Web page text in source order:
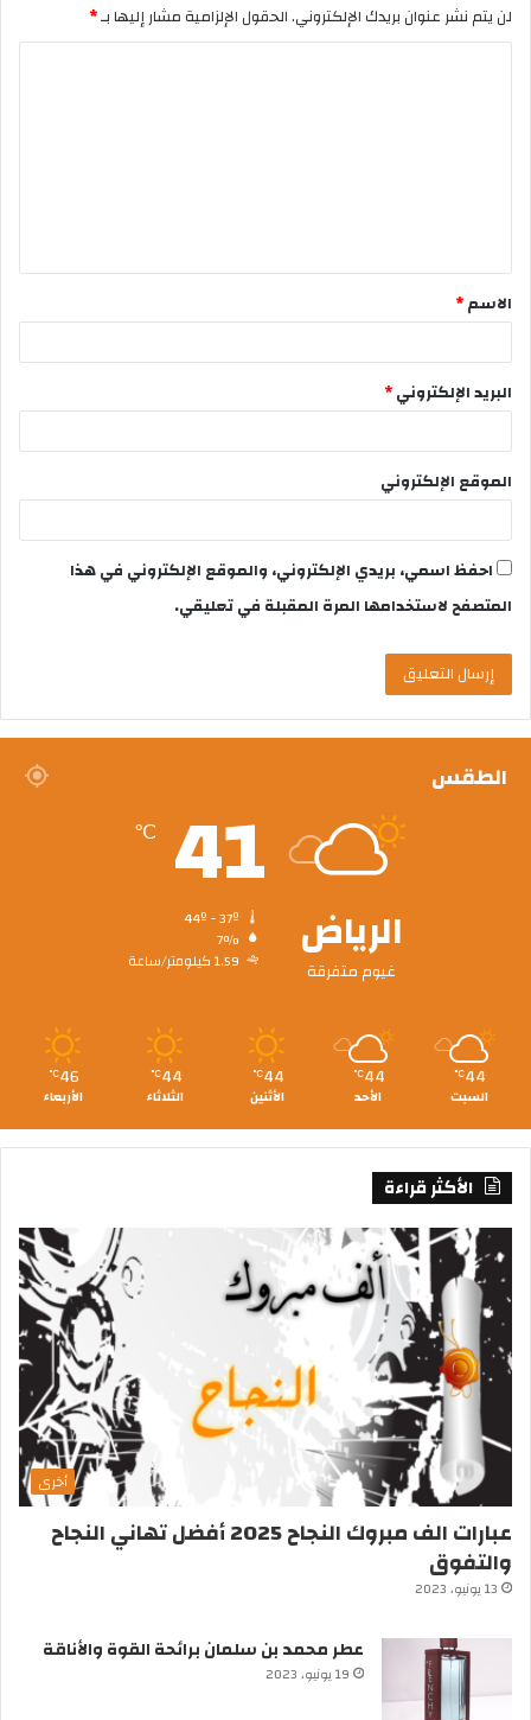
لن يتم نشر عنوان بريدك الإلكتروني.الحقول الإلزامية مشار إليها بـ*
الاسم*
البريد الإلكتروني*
الموقع الإلكتروني
احفظ اسمي، بريدي الإلكتروني، والموقع الإلكتروني في هذا
المتصفح لاستخدامها المرة المقبلة في تعليقي.
الطقس
الرياض
غيوم متفرقة
41
℃
7%
1.59 كيلومتر/ساعة
44
℃
السبت
44
℃
الأحد
44
℃
الأثنين
44
℃
الثلاثاء
46
℃
الأربعاء
الأكثر قراءة
أخرى
عبارات الف مبروك النجاح 2025 أفضل تهاني النجاح
والتفوق
13 يونيو، 2023
عطر محمد بن سلمان برائحة القوة والأناقة
19 يونيو، 2023